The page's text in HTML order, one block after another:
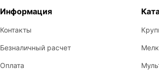
Информация
Контакты
Безналичный расчет
Оплата